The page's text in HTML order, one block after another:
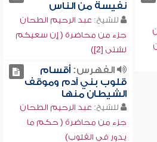
نفيسة من الناس
للشيخ: عبد الرحيم الطحان
جزء من محاضرة ( إن سعيكم
لشتى [2])
الفهرس:أقسام
قلوب بني آدم وموقف
الشيطان منها
للشيخ: عبد الرحيم الطحان
جزء من محاضرة ( حكم ما
يدور في القلوب)